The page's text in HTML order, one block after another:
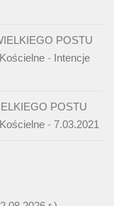
POSTU
- Intencje
POSTU
- 7.03.2021